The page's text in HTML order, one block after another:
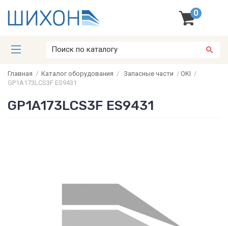
0
Главная / Каталог оборудования / Запасные части / OKI /
GP1A173LCS3F ES9431
GP1A173LCS3F ES9431